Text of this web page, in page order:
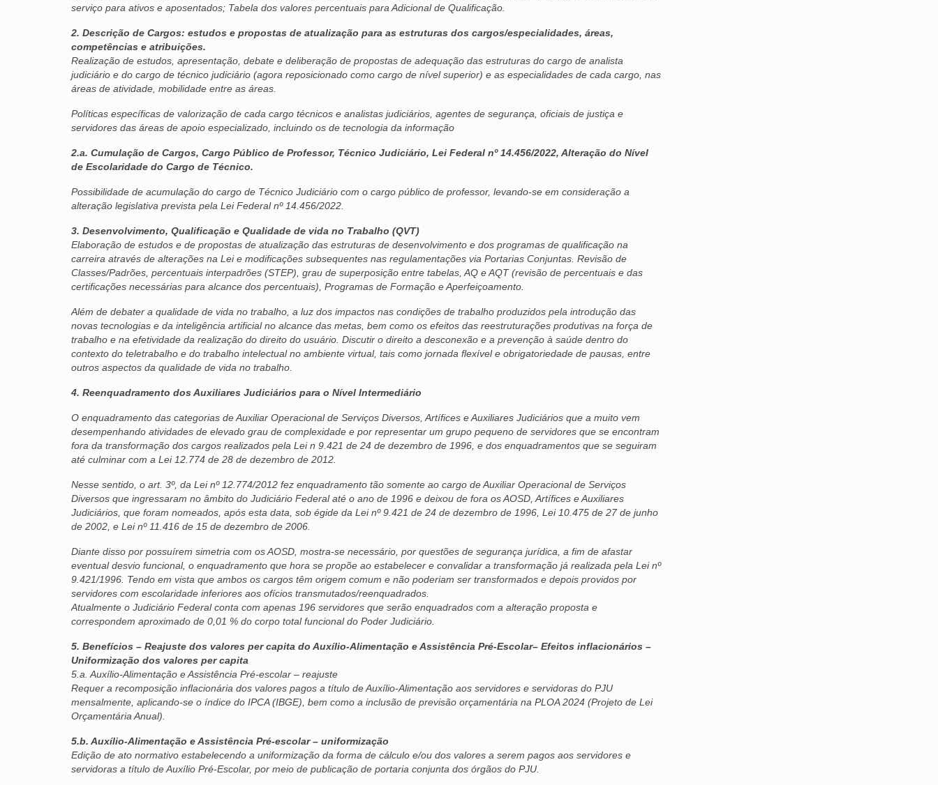
serviço para ativos e aposentados; Tabela dos valores percentuais para Adicional de Qualificação.
2. Descrição de Cargos: estudos e propostas de atualização para as estruturas dos cargos/especialidades, áreas,
competências e atribuições.
Realização de estudos, apresentação, debate e deliberação de propostas de adequação das estruturas do cargo de analista
judiciário e do cargo de técnico judiciário (agora reposicionado como cargo de nível superior) e as especialidades de cada cargo, nas
áreas de atividade, mobilidade entre as áreas.
Políticas específicas de valorização de cada cargo técnicos e analistas judiciários, agentes de segurança, oficiais de justiça e
servidores das áreas de apoio especializado, incluindo os de tecnologia da informação
2.a. Cumulação de Cargos, Cargo Público de Professor, Técnico Judiciário, Lei Federal nº 14.456/2022, Alteração do Nível
de Escolaridade do Cargo de Técnico.
Possibilidade de acumulação do cargo de Técnico Judiciário com o cargo público de professor, levando-se em consideração a
alteração legislativa prevista pela Lei Federal nº 14.456/2022.
3. Desenvolvimento, Qualificação e Qualidade de vida no Trabalho (QVT)
Elaboração de estudos e de propostas de atualização das estruturas de desenvolvimento e dos programas de qualificação na
carreira através de alterações na Lei e modificações subsequentes nas regulamentações via Portarias Conjuntas. Revisão de
Classes/Padrões, percentuais interpadrões (STEP), grau de superposição entre tabelas, AQ e AQT (revisão de percentuais e das
certificações necessárias para alcance dos percentuais), Programas de Formação e Aperfeiçoamento.
Além de debater a qualidade de vida no trabalho, a luz dos impactos nas condições de trabalho produzidos pela introdução das
novas tecnologias e da inteligência artificial no alcance das metas, bem como os efeitos das reestruturações produtivas na força de
trabalho e na efetividade da realização do direito do usuário. Discutir o direito a desconexão e a prevenção à saúde dentro do
contexto do teletrabalho e do trabalho intelectual no ambiente virtual, tais como jornada flexível e obrigatoriedade de pausas, entre
outros aspectos da qualidade de vida no trabalho.
4. Reenquadramento dos Auxiliares Judiciários para o Nível Intermediário
O enquadramento das categorias de Auxiliar Operacional de Serviços Diversos, Artífices e Auxiliares Judiciários que a muito vem
desempenhando atividades de elevado grau de complexidade e por representar um grupo pequeno de servidores que se encontram
fora da transformação dos cargos realizados pela Lei n 9.421 de 24 de dezembro de 1996, e dos enquadramentos que se seguiram
até culminar com a Lei 12.774 de 28 de dezembro de 2012.
Nesse sentido, o art. 3º, da Lei nº 12.774/2012 fez enquadramento tão somente ao cargo de Auxiliar Operacional de Serviços
Diversos que ingressaram no âmbito do Judiciário Federal até o ano de 1996 e deixou de fora os AOSD, Artífices e Auxiliares
Judiciários, que foram nomeados, após esta data, sob égide da Lei nº 9.421 de 24 de dezembro de 1996, Lei 10.475 de 27 de junho
de 2002, e Lei nº 11.416 de 15 de dezembro de 2006.
Diante disso por possuírem simetria com os AOSD, mostra-se necessário, por questões de segurança jurídica, a fim de afastar
eventual desvio funcional, o enquadramento que hora se propõe ao estabelecer e convalidar a transformação já realizada pela Lei nº
9.421/1996. Tendo em vista que ambos os cargos têm origem comum e não poderiam ser transformados e depois providos por
servidores com escolaridade inferiores aos ofícios transmutados/reenquadrados.
Atualmente o Judiciário Federal conta com apenas 196 servidores que serão enquadrados com a alteração proposta e
correspondem aproximado de 0,01 % do corpo total funcional do Poder Judiciário.
5. Benefícios – Reajuste dos valores per capita do Auxílio-Alimentação e Assistência Pré-Escolar– Efeitos inflacionários –
Uniformização dos valores per capita
5.a. Auxílio-Alimentação e Assistência Pré-escolar – reajuste
Requer a recomposição inflacionária dos valores pagos a título de Auxílio-Alimentação aos servidores e servidoras do PJU
mensalmente, aplicando-se o índice do IPCA (IBGE), bem como a inclusão de previsão orçamentária na PLOA 2024 (Projeto de Lei
Orçamentária Anual).
5.b. Auxílio-Alimentação e Assistência Pré-escolar – uniformização
Edição de ato normativo estabelecendo a uniformização da forma de cálculo e/ou dos valores a serem pagos aos servidores e
servidoras a título de Auxílio Pré-Escolar, por meio de publicação de portaria conjunta dos órgãos do PJU.